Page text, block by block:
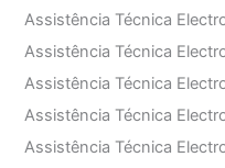
Assistência Técnica
Assistência Técnica
Assistência Técnica
Assistência Técnica
Assistência Técnica